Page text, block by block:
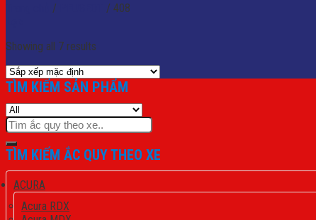
/ / 408
Showing all 7 results
TÌM KIẾM SẢN PHẨM
Tìm
kiếm:
TÌM KIẾM ẮC QUY THEO XE
ACURA
Acura RDX